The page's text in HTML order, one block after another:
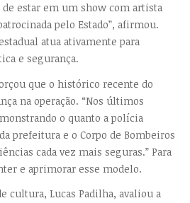
estar em um show com artista
pelo Estado”, afirmou.
atua ativamente para
e segurança.
que o histórico recente do
na operação. “Nos últimos
o quanto a polícia
prefeitura e o Corpo de Bombeiros
cada vez mais seguras.” Para
e aprimorar esse modelo.
cultura, Lucas Padilha, avaliou a